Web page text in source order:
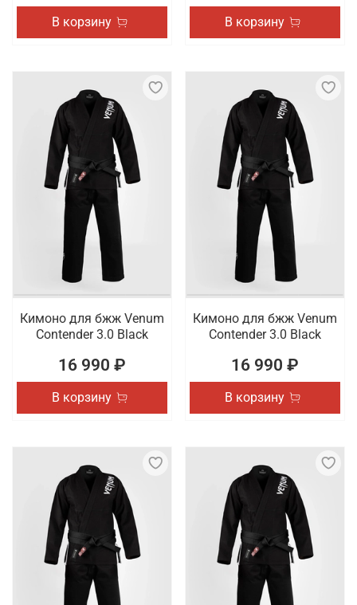
В корзину В корзину
Кимоно для бжж Venum
Contender 3.0 Black
16 990 ₽
В корзину
Кимоно для бжж Venum
Contender 3.0 Black
16 990 ₽
В корзину